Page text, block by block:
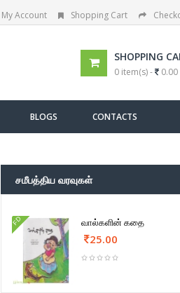
My Account Shopping Cart
SHOPPING
0 item(s) - 0.00
BLOGS CONTACTS
சமீபத்திய வரவுகள்
FD வால்களின் கதை
25.00